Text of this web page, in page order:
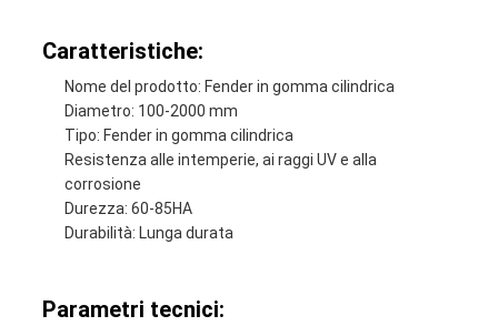
Caratteristiche:
Nome del prodotto: Fender in gomma cilindrica
Diametro: 100-2000 mm
Tipo: Fender in gomma cilindrica
Resistenza alle intemperie, ai raggi UV e alla
corrosione
Durezza: 60-85HA
Durabilità: Lunga durata
Parametri tecnici: